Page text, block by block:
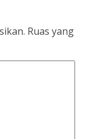
Ruas yang